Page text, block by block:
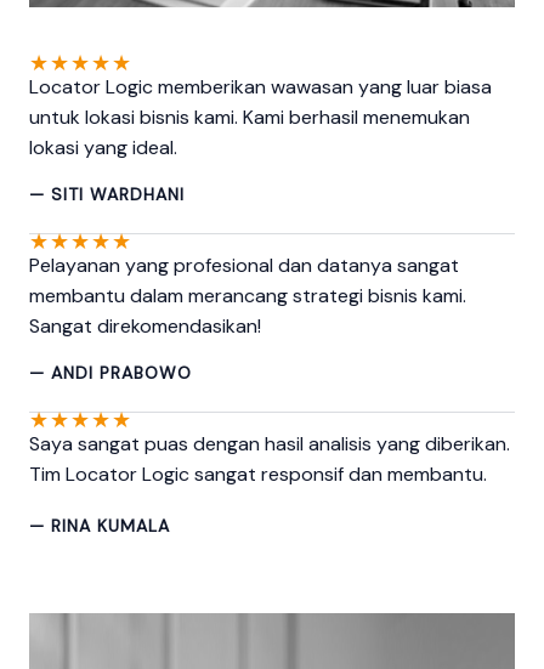
★★★★★
Locator Logic memberikan wawasan yang luar biasa
untuk lokasi bisnis kami. Kami berhasil menemukan
lokasi yang ideal.
— SITI WARDHANI
★★★★★
Pelayanan yang profesional dan datanya sangat
membantu dalam merancang strategi bisnis kami.
Sangat direkomendasikan!
— ANDI PRABOWO
★★★★★
Saya sangat puas dengan hasil analisis yang diberikan.
Tim Locator Logic sangat responsif dan membantu.
— RINA KUMALA